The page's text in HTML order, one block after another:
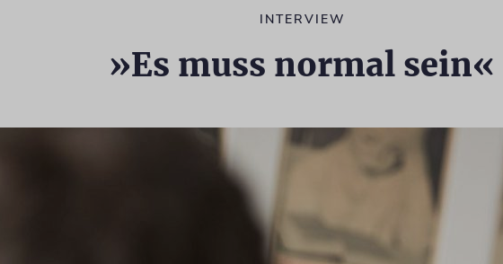
INTERVIEW
»Es muss normal sein«